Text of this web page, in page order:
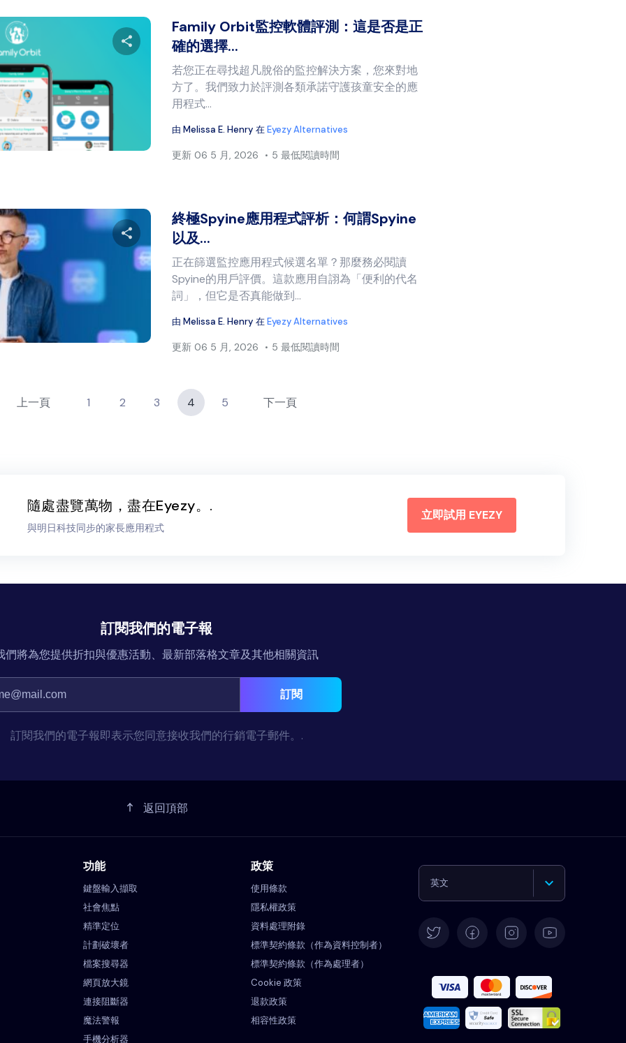
分享本文
臉書 複製連結
Family Orbit監控軟體評測：這是否是正
確的選擇...
若您正在尋找超凡脫俗的監控解決方案，您來對地
方了。我們致力於評測各類承諾守護孩童安全的應
用程式...
由Melissa E. Henry 在Eyezy Alternatives
更新 06 5 月, 2026 5 最低閱讀時間
分享本文
推特 臉書 複製連結
終極Spyine應用程式評析：何謂Spyine
以及...
正在篩選監控應用程式候選名單？那麼務必閱讀
Spyine的用戶評價。這款應用自詡為「便利的代名
詞」，但它是否真能做到...
由Melissa E. Henry 在Eyezy Alternatives
更新 06 5 月, 2026 5 最低閱讀時間
上一頁 1 2 3 4 5 下一頁
隨處盡覽萬物，盡在Eyezy。.
與明日科技同步的家長應用程式
立即試用 EYEZY
訂閱我們的電子報
們將為您提供折扣與優惠活動、最新部落格文章及其他相關資訊
訂閱
訂閱我們的電子報即表示您同意接收我們的行銷電子郵件。.
返回頂部
功能
鍵盤輸入擷取
社會焦點
精準定位
計劃破壞者
檔案搜尋器
網頁放大鏡
連接阻斷器
魔法警報
手機分析器
政策
使用條款
隱私權政策
資料處理附錄
標準契約條款（作為資料控制者）
標準契約條款（作為處理者）
Cookie 政策
退款政策
相容性政策
英文
法文